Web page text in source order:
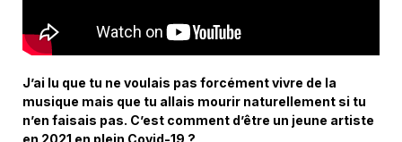
J’ai lu que tu ne voulais pas forcément vivre de la
musique mais que tu allais mourir naturellement si tu
n’en faisais pas. C’est comment d’être un jeune artiste
en 2021 en plein Covid-19 ?